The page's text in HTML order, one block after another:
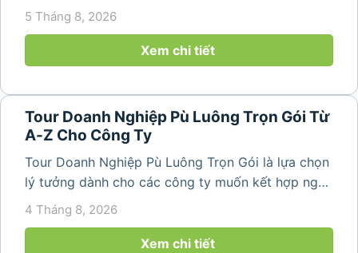
team building và gắn kết tập thể trong không gian
Hóa vài giờ di chuyển,...
5 Tháng 8, 2026
Xem chi tiết
Tour Doanh Nghiệp Pù Luông Trọn Gói Từ
A-Z Cho Công Ty
Tour Doanh Nghiệp Pù Luông Trọn Gói là lựa chọn
lý tưởng dành cho các công ty muốn kết hợp nghỉ
dưỡng, gắn kết đội ngũ và tái tạo năng lượng sau
những ngày làm việc căng thẳng. Với cảnh quan
thiên nhiên trong lành,...
4 Tháng 8, 2026
Xem chi tiết